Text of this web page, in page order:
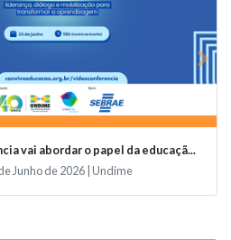
abordar o papel da educaçã...
de 2026 | Undime